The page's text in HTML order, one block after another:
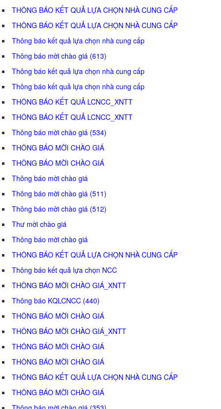
THÔNG BÁO KẾT QUẢ LỰA CHỌN NHÀ CUNG CẤP
THÔNG BÁO KẾT QUẢ LỰA CHỌN NHÀ CUNG CẤP
Thông báo kết quả lựa chọn nhà cung cấp
Thông báo mời chào giá (613)
Thông báo kết quả lựa chọn nhà cung cấp
Thông báo kết quả lựa chọn nhà cung cấp
THÔNG BÁO KẾT QUẢ LCNCC_XNTT
THÔNG BÁO KẾT QUẢ LCNCC_XNTT
Thông báo mời chào giá (534)
THÔNG BÁO MỜI CHÀO GIÁ
THÔNG BÁO MỜI CHÀO GIÁ
Thông báo mời chào giá
Thông báo mời chào giá (511)
Thông báo mời chào giá (512)
Thư mời chào giá
Thông báo mời chào giá
THÔNG BÁO KẾT QUẢ LỰA CHỌN NHÀ CUNG CẤP
Thông báo kết quả lựa chọn NCC
THÔNG BÁO MỜI CHÀO GIÁ_XNTT
Thông báo KQLCNCC (440)
THÔNG BÁO MỜI CHÀO GIÁ
THÔNG BÁO MỜI CHÀO GIÁ_XNTT
THÔNG BÁO MỜI CHÀO GIÁ
THÔNG BÁO MỜI CHÀO GIÁ
THÔNG BÁO KẾT QUẢ LỰA CHỌN NHÀ CUNG CẤP
THÔNG BÁO MỜI CHÀO GIÁ